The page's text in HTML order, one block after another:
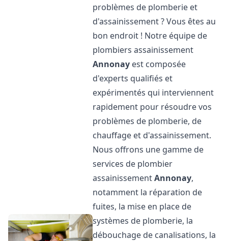
problèmes de plomberie et
d'assainissement ? Vous êtes au
bon endroit ! Notre équipe de
plombiers assainissement
Annonay est composée
d'experts qualifiés et
expérimentés qui interviennent
rapidement pour résoudre vos
problèmes de plomberie, de
chauffage et d'assainissement.
Nous offrons une gamme de
services de plombier
assainissementAnnonay,
notamment la réparation de
fuites, la mise en place de
systèmes de plomberie, la
débouchage de canalisations, la